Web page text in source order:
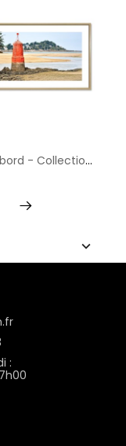
Balise tribord - Collection GF Cohen
Suivant
: